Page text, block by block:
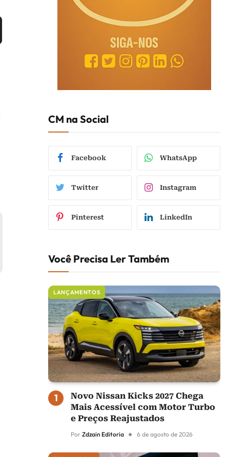
CM na Social
Facebook WhatsApp
Twitter Instagram
Pinterest LinkedIn
Você Precisa Ler Também
LANÇAMENTOS
Novo Nissan Kicks 2027 Chega
Mais Acessível com Motor Turbo
e Preços Reajustados
Por Zdzain Editoria 6 de agosto de 2026